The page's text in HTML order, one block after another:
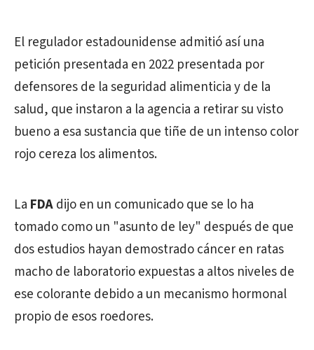
El regulador estadounidense admitió así una
petición presentada en 2022 presentada por
defensores de la seguridad alimenticia y de la
salud, que instaron a la agencia a retirar su visto
bueno a esa sustancia que tiñe de un intenso color
rojo cereza los alimentos.
La FDAdijo en un comunicado que se lo ha
tomado como un "asunto de ley" después de que
dos estudios hayan demostrado cáncer en ratas
macho de laboratorio expuestas a altos niveles de
ese colorante debido a un mecanismo hormonal
propio de esos roedores.